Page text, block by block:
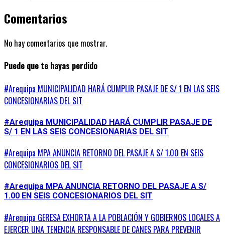
Comentarios
No hay comentarios que mostrar.
Puede que te hayas perdido
#Arequipa MUNICIPALIDAD HARÁ CUMPLIR PASAJE DE S/ 1 EN LAS SEIS
CONCESIONARIAS DEL SIT
#Arequipa MUNICIPALIDAD HARÁ CUMPLIR PASAJE DE
S/ 1 EN LAS SEIS CONCESIONARIAS DEL SIT
#Arequipa MPA ANUNCIA RETORNO DEL PASAJE A S/ 1.00 EN SEIS
CONCESIONARIOS DEL SIT
#Arequipa MPA ANUNCIA RETORNO DEL PASAJE A S/
1.00 EN SEIS CONCESIONARIOS DEL SIT
#Arequipa GERESA EXHORTA A LA POBLACIÓN Y GOBIERNOS LOCALES A
EJERCER UNA TENENCIA RESPONSABLE DE CANES PARA PREVENIR